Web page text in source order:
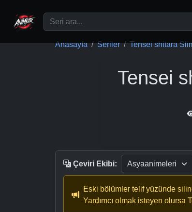
Anasayfa Seriler Tensei shitara
Tensei
Çeviri Ekibi:
Eski bölümler telif yüzünde
Yardımcı olmak isteyen